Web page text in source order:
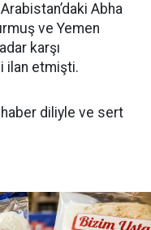
Abha
ve Yemen
karşı
ilan etmişti.
diliyle ve sert